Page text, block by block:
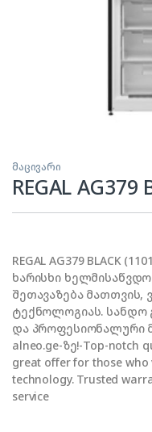
მაცივარი
REGAL AG379
REGAL AG379 BLACK
ხარისხი
შეთავაზება
ტექნოლოგიას. სანდო
და პროფესიონალური
alneo.ge-ზე!-Top-notch
great offer for those
technology. Trusted
service